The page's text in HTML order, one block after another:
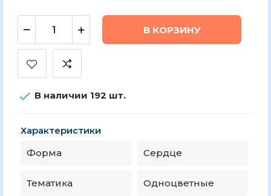
В КОРЗИНУ
 В наличии 192 шт.
Характеристики
Форма
Сердце
Тематика Одноцветные